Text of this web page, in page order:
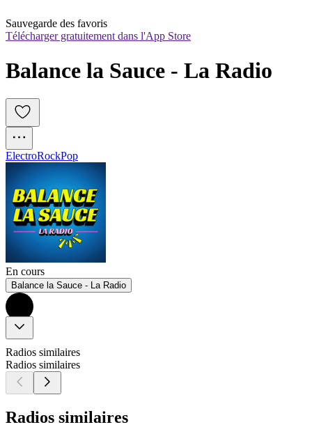
Sauvegarde des favoris
Télécharger gratuitement dans l'App Store
Balance la Sauce - La Radio
ElectroRockPop
En cours
Balance la Sauce - La Radio
Radios similaires
Radios similaires
Radios similaires